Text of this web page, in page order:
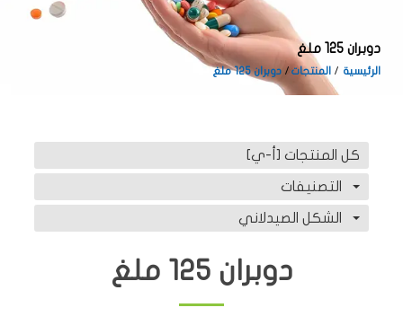
دوبران 125 ملغ
الرئيسية المنتجات دوبران 125 ملغ
كل المنتجات [أ-ي]
التصنيفات
الشكل الصيدلاني
دوبران 125 ملغ